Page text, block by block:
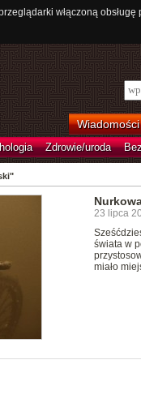
włączoną
Wiadomości
Zdrowie/uroda
23 lipca
świata w
miało